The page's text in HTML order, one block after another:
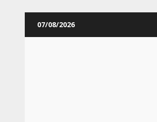
07/08/2026